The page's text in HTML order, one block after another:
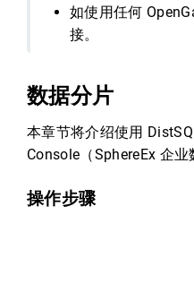
如使用任何
接。
数据分片
本章节将介绍使用
Console（SphereEx 企
操作步骤